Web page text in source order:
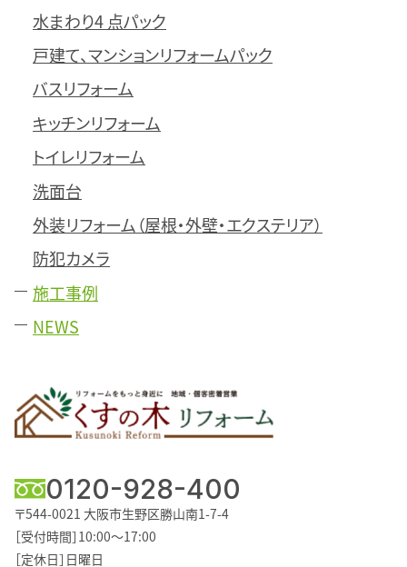
0120-928-400
〒544-0021 大阪市生野区勝山南1-7-4
［受付時間］10:00～17:00
［定休日］日曜日
水まわり4 点パック
戸建て、マンションリフォームパック
バスリフォーム
キッチンリフォーム
トイレリフォーム
洗面台
外装リフォーム（屋根・外壁・エクステリア）
防犯カメラ
施工事例
NEWS